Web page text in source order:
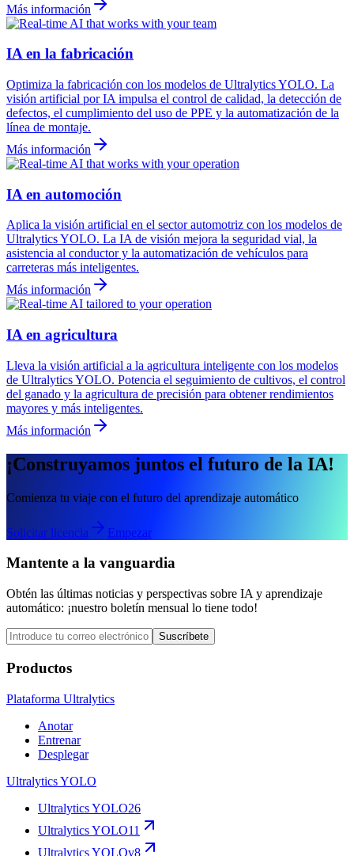
Más información
IA en la fabricación
Optimiza la fabricación con los modelos de Ultralytics YOLO. La
visión artificial por IA impulsa el control de calidad, la detección de
defectos, el cumplimiento del uso de PPE y la automatización de la
línea de montaje.
Más información
IA en automoción
Aplica la visión artificial en el sector automotriz con los modelos de
Ultralytics YOLO. La IA de visión mejora la seguridad vial, la
asistencia al conductor y la automatización de vehículos para
carreteras más inteligentes.
Más información
IA en agricultura
Lleva la visión artificial a la agricultura inteligente con los modelos
de Ultralytics YOLO. Potencia el seguimiento de cultivos, el control
del ganado y la agricultura de precisión para obtener rendimientos
mayores y más inteligentes.
Más información
¡Construyamos juntos el futuro de la IA!
Comienza tu viaje con el futuro del aprendizaje automático
Solicitar licencia Empezar
Mantente a la vanguardia
Obtén las últimas noticias y perspectivas sobre IA y aprendizaje
automático: ¡nuestro boletín mensual lo tiene todo!
Suscríbete
Productos
Plataforma Ultralytics
Anotar
Entrenar
Desplegar
Ultralytics YOLO
Ultralytics YOLO26
Ultralytics YOLO11
Ultralytics YOLOv8